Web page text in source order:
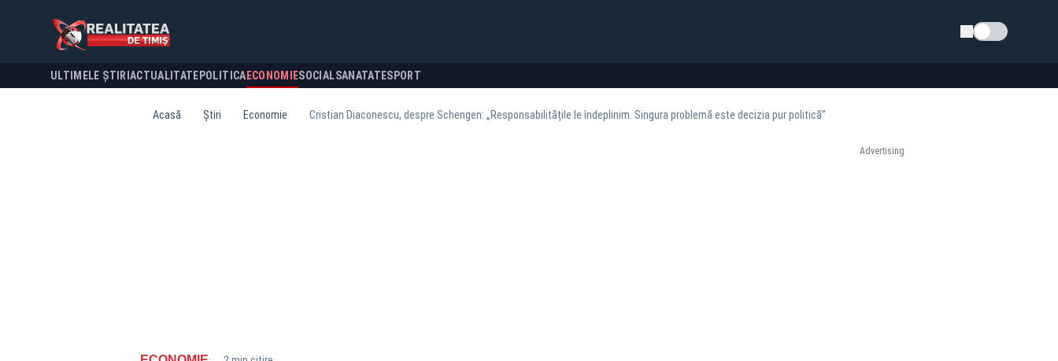
Schimba tema
ULTIMELE ȘTIRI ACTUALITATE POLITICA ECONOMIESOCIALSANATATESPORT
Acasă Știri Economie Cristian Diaconescu, despre Schengen: „Responsabilitățile le îndeplinim. Singura problemă este decizia pur politică”
Advertising